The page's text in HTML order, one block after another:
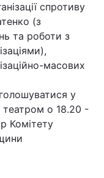
спротиву
(з
та роботи з
масових
у
театром о 18.20 -
Комітету